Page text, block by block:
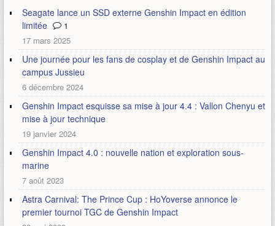
Seagate lance un SSD externe Genshin Impact en édition
limitée
1
17 mars 2025
Une journée pour les fans de cosplay et de Genshin Impact au
campus Jussieu
6 décembre 2024
Genshin Impact esquisse sa mise à jour 4.4 : Vallon Chenyu et
mise à jour technique
19 janvier 2024
Genshin Impact 4.0 : nouvelle nation et exploration sous-
marine
7 août 2023
Astra Carnival: The Prince Cup : HoYoverse annonce le
premier tournoi TGC de Genshin Impact